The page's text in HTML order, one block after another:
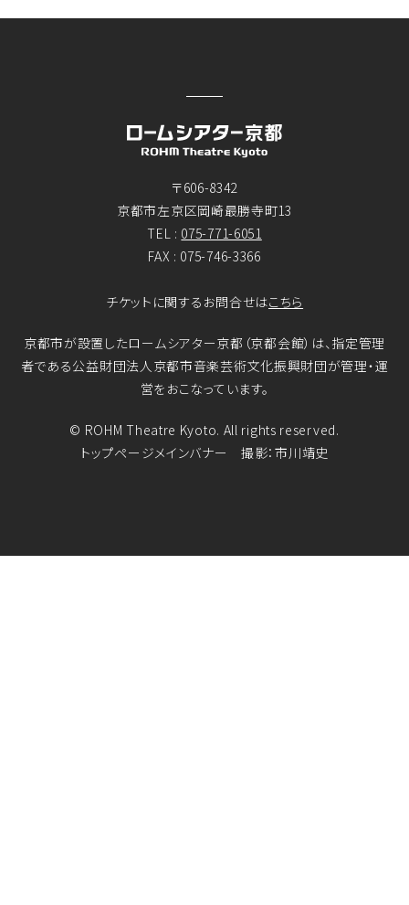
〒606-8342
京都市左京区岡崎最勝寺町13
TEL : 075-771-6051
FAX : 075-746-3366
チケットに関するお問合せはこちら
京都市が設置したロームシアター京都（京都会館）は、指定管理
者である公益財団法人京都市音楽芸術文化振興財団が管理・運
営をおこなっています。
© ROHM Theatre Kyoto. All rights reserved.
トップページメインバナー 撮影：市川靖史